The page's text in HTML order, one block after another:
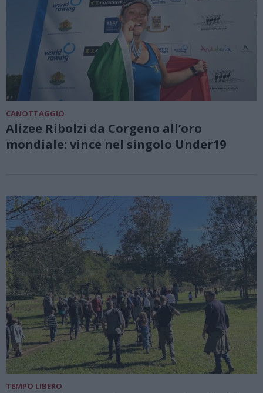
CANOTTAGGIO
Alizee Ribolzi da Corgeno all’oro
mondiale: vince nel singolo Under19
TEMPO LIBERO